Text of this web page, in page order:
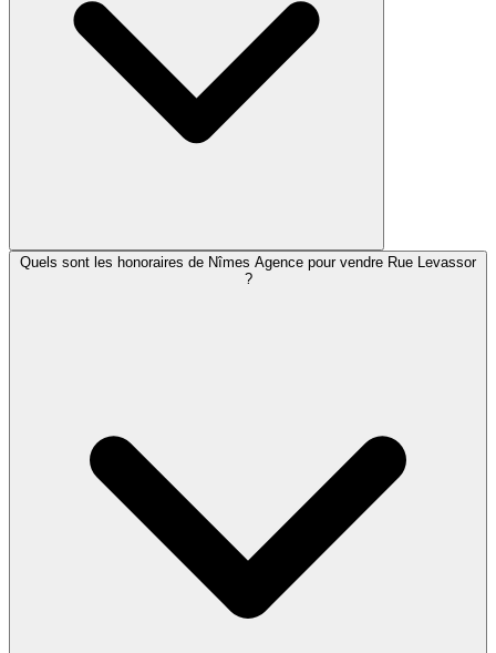
Quels sont les honoraires de Nîmes Agence pour vendre Rue Levassor
?